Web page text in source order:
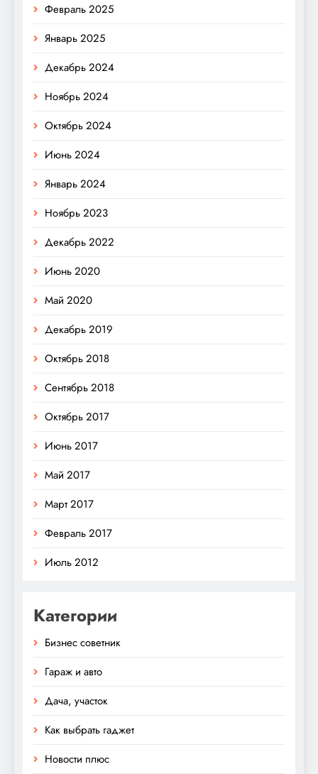
Февраль 2025
Январь 2025
Декабрь 2024
Ноябрь 2024
Октябрь 2024
Июнь 2024
Январь 2024
Ноябрь 2023
Декабрь 2022
Июнь 2020
Май 2020
Декабрь 2019
Октябрь 2018
Сентябрь 2018
Октябрь 2017
Июнь 2017
Май 2017
Март 2017
Февраль 2017
Июль 2012
Категории
Бизнес советник
Гараж и авто
Дача, участок
Как выбрать гаджет
Новости плюс